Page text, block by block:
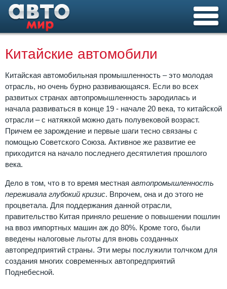
Китайские автомобили
Китайская автомобильная промышленность – это молодая
отрасль, но очень бурно развивающаяся. Если во всех
развитых странах автопромышленность зародилась и
начала развиваться в конце 19 - начале 20 века, то китайской
отрасли – с натяжкой можно дать полувековой возраст.
Причем ее зарождение и первые шаги тесно связаны с
помощью Советского Союза. Активное же развитие ее
приходится на начало последнего десятилетия прошлого
века.
Дело в том, что в то время местная автопромышленность
переживала глубокий кризис. Впрочем, она и до этого не
процветала. Для поддержания данной отрасли,
правительство Китая приняло решение о повышении пошлин
на ввоз импортных машин аж до 80%. Кроме того, были
введены налоговые льготы для вновь созданных
автопредприятий страны. Эти меры послужили толчком для
создания многих современных автопредприятий
Поднебесной.